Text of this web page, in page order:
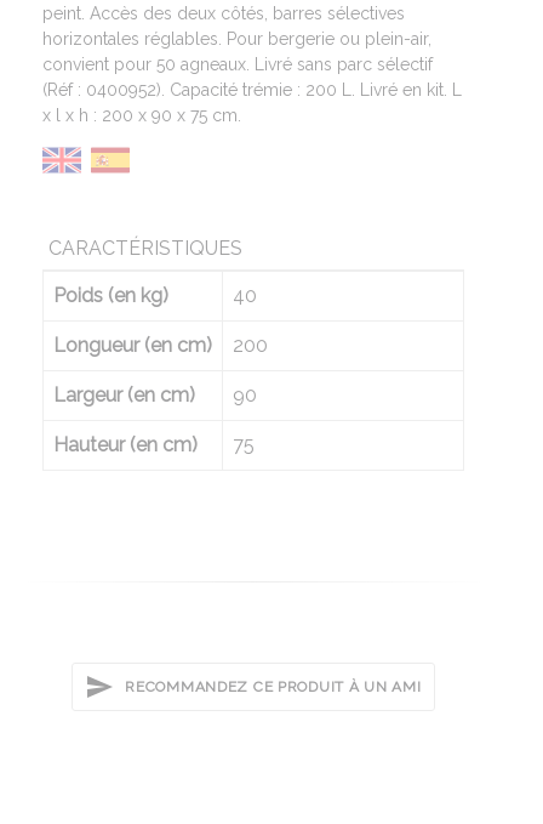
peint. Accès des deux côtés, barres sélectives
horizontales réglables. Pour bergerie ou plein-air,
convient pour 50 agneaux. Livré sans parc sélectif
(Réf : 0400952). Capacité trémie : 200 L. Livré en kit. L
x l x h : 200 x 90 x 75 cm.
CARACTÉRISTIQUES
Poids (en kg) 40
Longueur (en cm) 200
Largeur (en cm) 90
Hauteur (en cm) 75
RECOMMANDEZ CE PRODUIT À UN AMI